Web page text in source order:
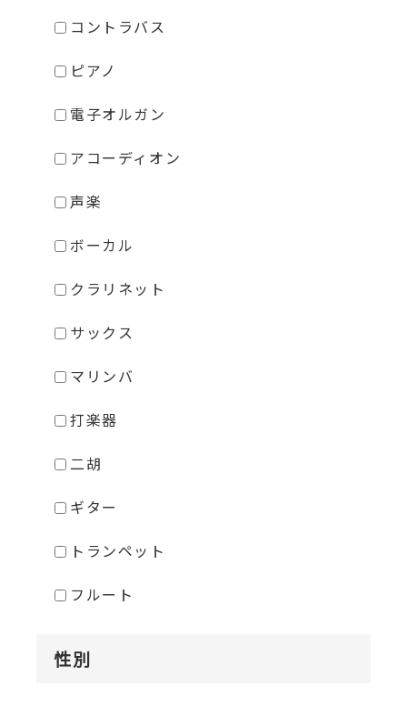
コントラバス
ピアノ
電子オルガン
アコーディオン
声楽
ボーカル
クラリネット
サックス
マリンバ
打楽器
二胡
ギター
トランペット
フルート
性別